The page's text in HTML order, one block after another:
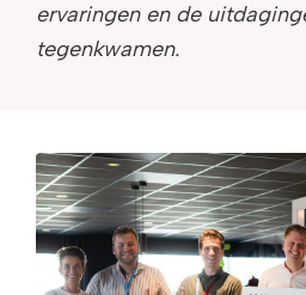
ervaringen en de
tegenkwamen.